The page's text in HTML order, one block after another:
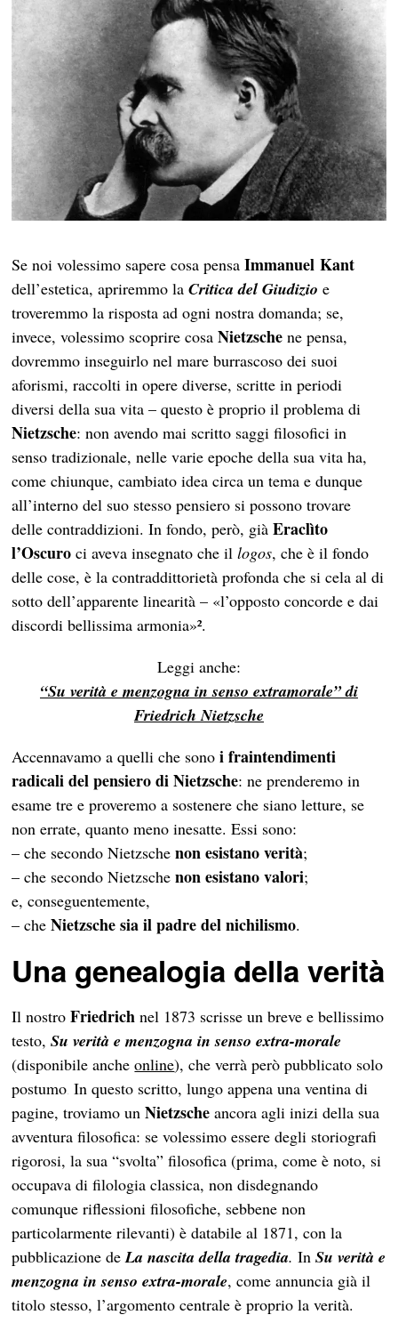
Se noi volessimo sapere cosa pensaImmanuel Kant
dell’estetica, apriremmo la Critica del Giudizio e
troveremmo la risposta ad ogni nostra domanda; se,
invece, volessimo scoprire cosaNietzsche ne pensa,
dovremmo inseguirlo nel mare burrascoso dei suoi
aforismi, raccolti in opere diverse, scritte in periodi
diversi della sua vita – questo è proprio il problema di
Nietzsche: non avendo mai scritto saggi filosofici in
senso tradizionale, nelle varie epoche della sua vita ha,
come chiunque, cambiato idea circa un tema e dunque
all’interno del suo stesso pensiero si possono trovare
delle contraddizioni. In fondo, però, già Eraclìto
l’Oscuro ci aveva insegnato che illogos, che è il fondo
delle cose, è la contraddittorietà profonda che si cela al di
sotto dell’apparente linearità – «l’opposto concorde e dai
discordi bellissima armonia»².
Leggi anche:
“Su verità e menzogna in senso extramorale” di
Friedrich Nietzsche
Accennavamo a quelli che sonoi fraintendimenti
radicali del pensiero di Nietzsche: ne prenderemo in
esame tre e proveremo a sostenere che siano letture, se
non errate, quanto meno inesatte. Essi sono:
– che secondo Nietzsche non esistano verità;
– che secondo Nietzsche non esistano valori;
e, conseguentemente,
– che Nietzsche sia il padre del nichilismo.
Una genealogia della verità
Il nostroFriedrich nel 1873 scrisse un breve e bellissimo
testo,Su verità e menzogna in senso extra-morale
(disponibile ancheonline), che verrà però pubblicato solo
postumo. In questo scritto, lungo appena una ventina di
pagine, troviamo unNietzsche ancora agli inizi della sua
avventura filosofica: se volessimo essere degli storiografi
rigorosi, la sua “svolta” filosofica (prima, come è noto, si
occupava di filologia classica, non disdegnando
comunque riflessioni filosofiche, sebbene non
particolarmente rilevanti) è databile al 1871, con la
pubblicazione de La nascita della tragedia. InSu verità e
menzogna in senso extra-morale, come annuncia già il
titolo stesso, l’argomento centrale è proprio la verità.